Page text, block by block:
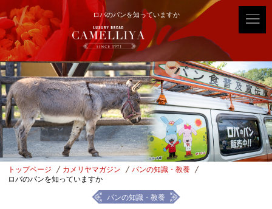
ロバのパンを知っていますか
トップページ カメリヤマガジン
パンの知識・教養
ロバのパンを知っていますか
パンの知識・教養